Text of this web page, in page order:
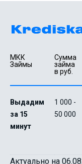
МКК
Займы
Сумма
займа
в руб.
Выдадим
за 15
минут
1 000 -
50 000
Актуально на